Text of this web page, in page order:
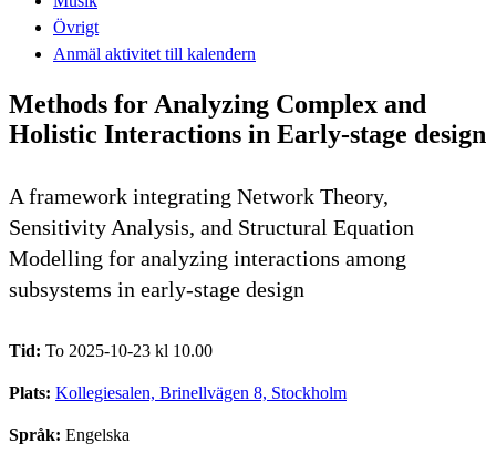
Övrigt
Anmäl aktivitet till kalendern
Methods for Analyzing Complex and
Holistic Interactions in Early-stage design
A framework integrating Network Theory,
Sensitivity Analysis, and Structural Equation
Modelling for analyzing interactions among
subsystems in early-stage design
Tid: To 2025-10-23 kl 10.00
Plats: Kollegiesalen, Brinellvägen 8, Stockholm
Språk: Engelska